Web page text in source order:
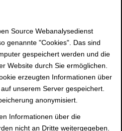
Source Webanalysedienst
genannte "Cookies". Das sind
gespeichert werden und die
Website durch Sie ermöglichen.
erzeugten Informationen über
unserem Server gespeichert.
anonymisiert.
Informationen über die
nicht an Dritte weitergegeben.